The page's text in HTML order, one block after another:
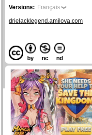
Versions: Français
drielacklegend.amilova.com
by nc nd